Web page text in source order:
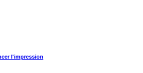
l'impression